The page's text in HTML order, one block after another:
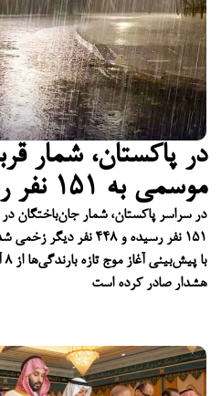
در پاکستان، شمار
موسمی به ۱۵۱ نفر رسید
در سراسر پاکستان، شمار جان‌باختگان
۱۵۱ نفر رسیده و ۴۴۸
هشدار صادر کرده است